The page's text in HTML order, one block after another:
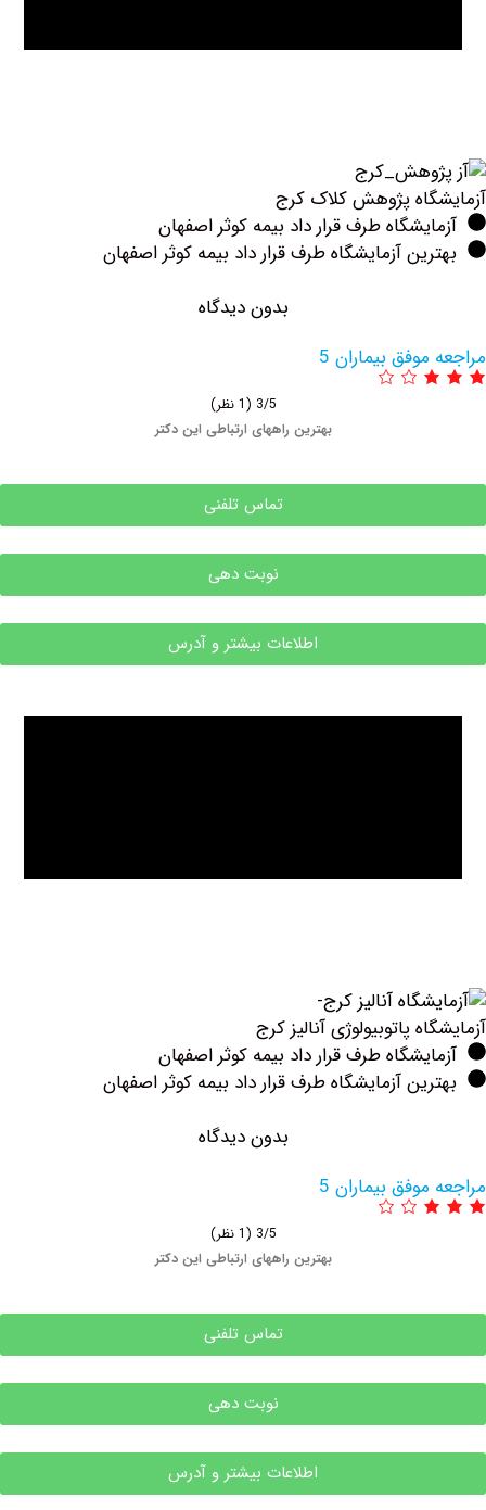
‏پژوهش کلاک کرج
طرف قرار داد بیمه کوثر اصفهان
آزمایشگاه طرف قرار داد بیمه کوثر اصفهان
بدون دیدگاه
بیماران 5
بهترین راههای ارتباطی این دکتر
تماس تلفنی
نوبت دهی
اطلاعات بیشتر و آدرس
پاتوبیولوژی آنالیز کرج
طرف قرار داد بیمه کوثر اصفهان
آزمایشگاه طرف قرار داد بیمه کوثر اصفهان
بدون دیدگاه
بیماران 5
بهترین راههای ارتباطی این دکتر
تماس تلفنی
نوبت دهی
اطلاعات بیشتر و آدرس